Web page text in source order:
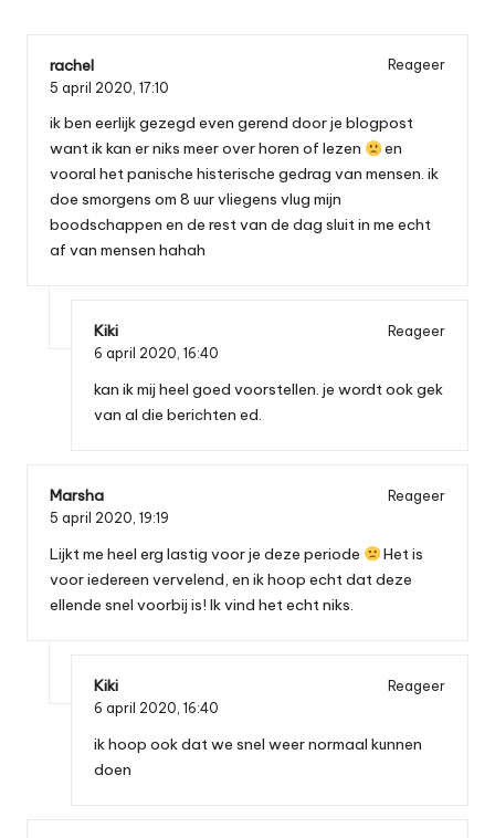
rachel
Reageer
5 april 2020, 17:10
ik ben eerlijk gezegd even gerend door je blogpost
want ik kan er niks meer over horen of lezen
en
vooral het panische histerische gedrag van mensen. ik
doe smorgens om 8 uur vliegens vlug mijn
boodschappen en de rest van de dag sluit in me echt
af van mensen hahah
Kiki
Reageer
6 april 2020, 16:40
kan ik mij heel goed voorstellen. je wordt ook gek
van al die berichten ed.
Marsha
Reageer
5 april 2020, 19:19
Lijkt me heel erg lastig voor je deze periode
Het is
voor iedereen vervelend, en ik hoop echt dat deze
ellende snel voorbij is! Ik vind het echt niks.
Kiki
Reageer
6 april 2020, 16:40
ik hoop ook dat we snel weer normaal kunnen
doen